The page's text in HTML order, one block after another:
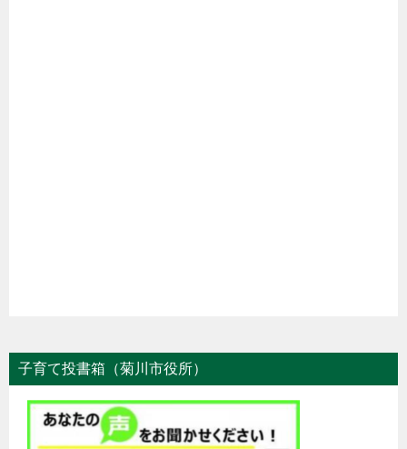
子育て投書箱（菊川市役所）